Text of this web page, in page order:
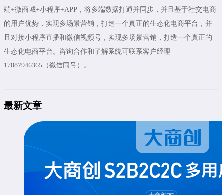
端+微商城+小程序+APP，将多端数据打通并同步，并且基于社交电商
的用户优势，实现多场景营销，打造一个真正的生态化电商平台，并
且对接小程序直播和微信视频号，实现多场景营销，打造一个真正的
生态化电商平台。咨询合作和了解系统可联系客户经理
17887946365（微信同号）。
最新文章